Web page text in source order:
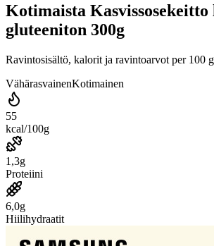
Kotimaista Kasvissosekeitto
gluteeniton 300g
Ravintosisältö, kalorit ja ravintoarvot per 100 g
VähärasvainenKotimainen
55
kcal/100g
1,3g
Proteiini
6,0g
Hiilihydraatit